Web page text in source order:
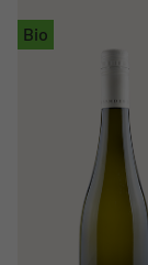
Bio